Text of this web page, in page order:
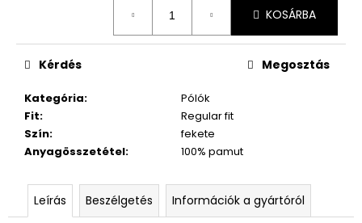
KOSÁRBA
Kategória:
Pólók
Fit:
Regular fit
Szín:
fekete
Anyagösszetétel: 100% pamut
Kérdés Megosztás
Leírás Beszélgetés Információk a gyártóról